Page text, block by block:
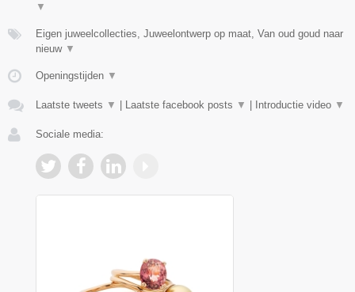
▼
Eigen juweelcollecties, Juweelontwerp op maat, Van oud goud naar
nieuw ▼
Openingstijden ▼
Laatste tweets ▼ Laatste facebook posts ▼ Introductie video ▼
Sociale media: